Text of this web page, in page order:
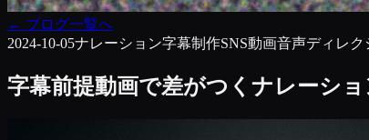
← ブログ一覧へ
2024-10-05ナレーション字幕制作SNS動画音声ディレク
字幕前提動画で差がつくナレーシ